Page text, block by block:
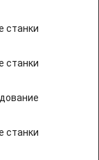
станки
станки
станки